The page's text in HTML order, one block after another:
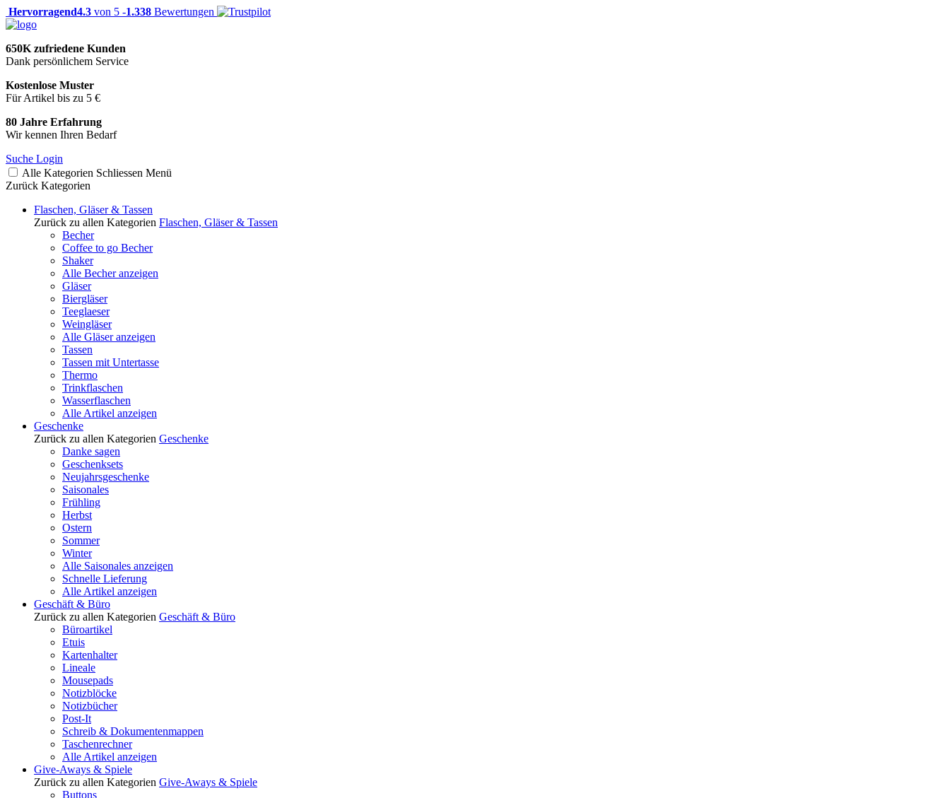
Hervorragend4.3 von 5 -1.338 Bewertungen
650K zufriedene Kunden
Dank persönlichem Service
Kostenlose Muster
Für Artikel bis zu 5 €
80 Jahre Erfahrung
Wir kennen Ihren Bedarf
Suche Login
Alle Kategorien Schliessen Menü
Zurück Kategorien
Flaschen, Gläser & Tassen
Zurück zu allen Kategorien Flaschen, Gläser & Tassen
Becher
Coffee to go Becher
Shaker
Alle Becher anzeigen
Gläser
Biergläser
Teeglaeser
Weingläser
Alle Gläser anzeigen
Tassen
Tassen mit Untertasse
Thermo
Trinkflaschen
Wasserflaschen
Alle Artikel anzeigen
Geschenke
Zurück zu allen Kategorien Geschenke
Danke sagen
Geschenksets
Neujahrsgeschenke
Saisonales
Frühling
Herbst
Ostern
Sommer
Winter
Alle Saisonales anzeigen
Schnelle Lieferung
Alle Artikel anzeigen
Geschäft & Büro
Zurück zu allen Kategorien Geschäft & Büro
Büroartikel
Etuis
Kartenhalter
Lineale
Mousepads
Notizblöcke
Notizbücher
Post-It
Schreib & Dokumentenmappen
Taschenrechner
Alle Artikel anzeigen
Give-Aways & Spiele
Zurück zu allen Kategorien Give-Aways & Spiele
Buttons